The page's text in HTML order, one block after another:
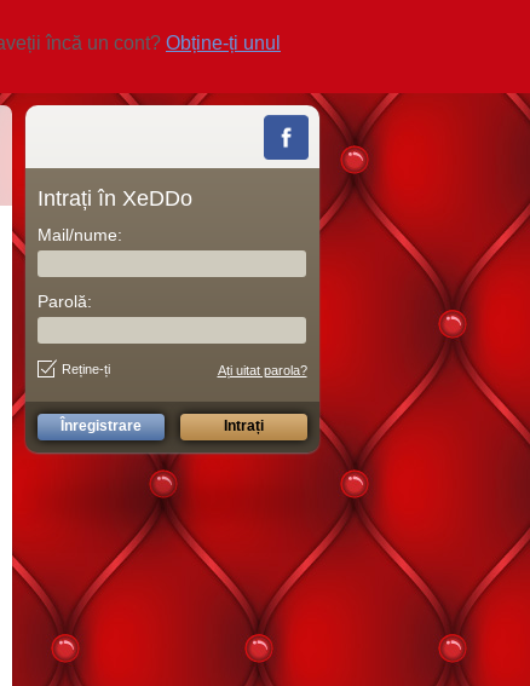
încă un cont? Obține-ți unul
Intrați în XeDDo
Mail/nume:
Parolă:
Reține-ți Ați uitat parola?